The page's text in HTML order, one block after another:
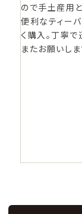
ました。
んでみた
パッケ
した。